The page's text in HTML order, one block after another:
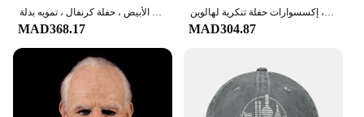
كسر كسر كسر زي تأثيري سيئة للبنين ، ملابس هالوين الأبيض ، حفلة كرنفال ، تمويه بدلة Roleplay للبالغين
MAD368.17
قناع أصلع سيء للكبار ، قناع لاتكس واقعي ، كسر سيء ، كسر أبيض ، إكسسوارات حفلة تنكرية لهالوين
MAD304.87